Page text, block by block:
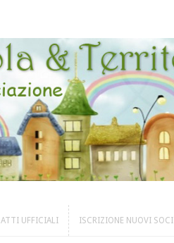
ATTI UFFICIALI ISCRIZIONE NUOVI SOCI